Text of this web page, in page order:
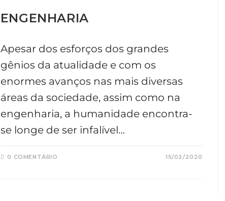
ENGENHARIA
Apesar dos esforços dos grandes
gênios da atualidade e com os
enormes avanços nas mais diversas
áreas da sociedade, assim como na
engenharia, a humanidade encontra-
se longe de ser infalível…
0 COMENTÁRIO 15/02/2020